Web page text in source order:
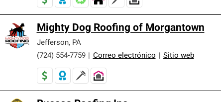
Mighty Dog Roofing of Morgantown
Jefferson, PA
(724) 554-7759
Correo electrónico Sitio web